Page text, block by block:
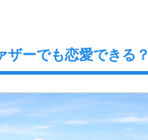
ザーでも恋愛できる？